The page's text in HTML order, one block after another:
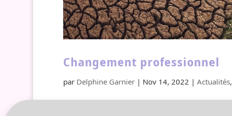
Changement professionnel
par Delphine Garnier| Nov 14, 2022 | Actualités,